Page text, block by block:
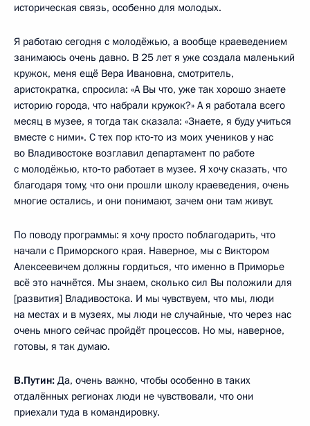
историческая связь, особенно для молодых.
Я работаю сегодня с молодёжью, а вообще краеведением
занимаюсь очень давно. В 25 лет я уже создала маленький
кружок, меня ещё Вера Ивановна, смотритель,
аристократка, спросила: «А Вы что, уже так хорошо знаете
историю города, что набрали кружок?» А я работала всего
месяц в музее, я тогда так сказала: «Знаете, я буду учиться
вместе с ними». С тех пор кто‑то из моих учеников у нас
во Владивостоке возглавил департамент по работе
с молодёжью, кто‑то работает в музее. Я хочу сказать, что
благодаря тому, что они прошли школу краеведения, очень
многие остались, и они понимают, зачем они там живут.
По поводу программы: я хочу просто поблагодарить, что
начали с Приморского края. Наверное, мы с Виктором
Алексеевичем должны гордиться, что именно в Приморье
всё это начнётся. Мы знаем, сколько сил Вы положили для
[развития] Владивостока. И мы чувствуем, что мы, люди
на местах и в музеях, мы люди не случайные, что через нас
очень много сейчас пройдёт процессов. Но мы, наверное,
готовы, я так думаю.
В.Путин: Да, очень важно, чтобы особенно в таких
отдалённых регионах люди не чувствовали, что они
приехали туда в командировку.